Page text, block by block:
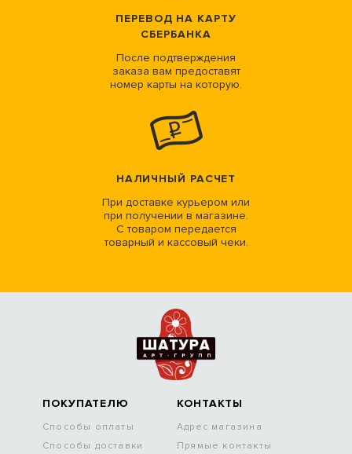
ПЕРЕВОД НА КАРТУ
СБЕРБАНКА
После подтверждения
заказа вам предоставят
номер карты на которую.
НАЛИЧНЫЙ РАСЧЕТ
При доставке курьером или
при получении в магазине.
С товаром передается
товарный и кассовый чеки.
ПОКУПАТЕЛЮ
Способы оплаты
Способы доставки
КОНТАКТЫ
Адрес магазина
Прямые контакты